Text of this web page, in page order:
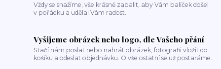
Vždy se snažíme, vše krásně zabalit, aby Vám balíček došel
v pořádku a udělal Vám radost.
Vyšijeme obrázek nebo logo, dle Vašeho přání
Stačí nám poslat nebo nahrát obrázek, fotografii vložit do
košíku a odeslat objednávku. O vše ostatní se už postaráme.